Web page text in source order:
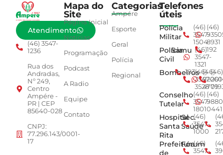
Atendimento
(46) 3547-
1236
Rua dos
Andradas,
Nº 249,
Centro
Ampére -
PR | CEP
85640-028
CNPJ:
77.296.143/0001-
17
Mapa do
Site
Página Inicial
Notícias
Programação
Podcast
A Radio
Equipe
Contato
Categorias
Ampére
Esporte
Geral
Polícia
Regional
Telefones
úteis
Polícia
Militar
(46)
3547-
1504
(46)
8931
Polícia
Civil
Samu (46)
3547-
1321
192
Bombeiros
193(46)
3547-
3528
(46)
4779
(46)
Conselho
Tutelar
(46)
3547-
1801
(46)
0441
Hospital
Santa
Rita
Sec.
Saúde
(46)
3547-
1000
Prefeitura
de
Fórum
(46)
3547-